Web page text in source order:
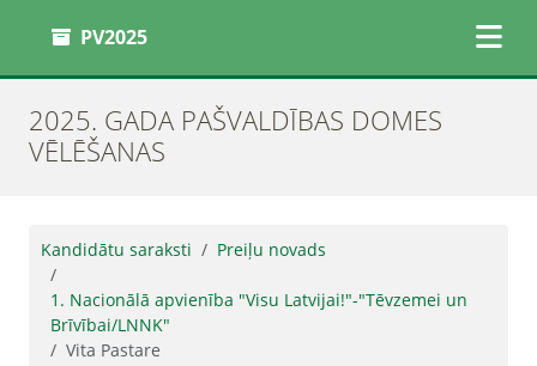
PV2025
2025. GADA PAŠVALDĪBAS DOMES
VĒLĒŠANAS
Kandidātu saraksti Preiļu novads
1. Nacionālā apvienība "Visu Latvijai!"-"Tēvzemei un
Brīvībai/LNNK"
Vita Pastare